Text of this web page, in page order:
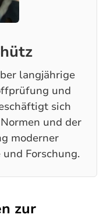
langjährige
und
sich
und der
moderner
Forschung.
zur